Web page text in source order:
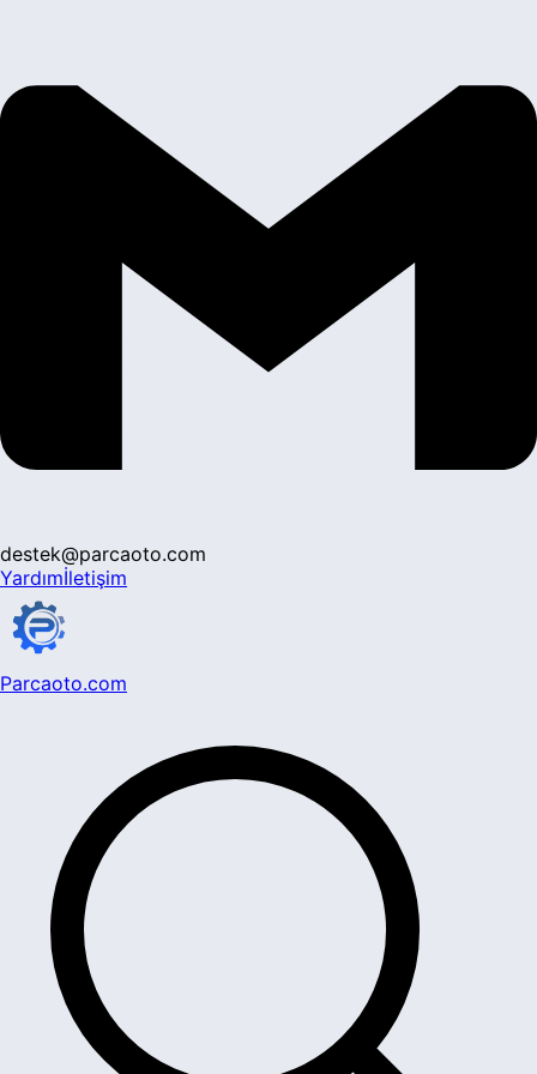
destek@parcaoto.com
Yardımİletişim
Parcaoto.com